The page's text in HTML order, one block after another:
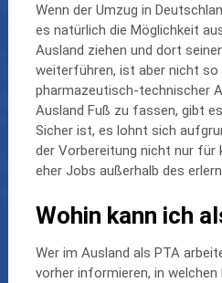
Wenn der Umzug in
es natürlich die Möglichkeit
Ausland ziehen und dort
weiterführen, ist aber nicht so
pharmazeutisch-technischer
Ausland Fuß zu fassen, gibt
Sicher ist, es lohnt sich
der Vorbereitung nicht nur für
eher Jobs außerhalb des
Wohin kann ich
Wer im Ausland als PTA
vorher informieren, in welchen